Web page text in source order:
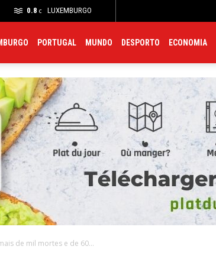
0.8 C LUXEMBURGO
PORTUGAL MUNDO DESPORTO ECONOMIA
de mil mortes e de 60...